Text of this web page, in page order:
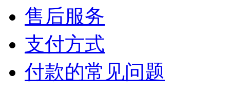
售后服务
支付方式
付款的常见问题